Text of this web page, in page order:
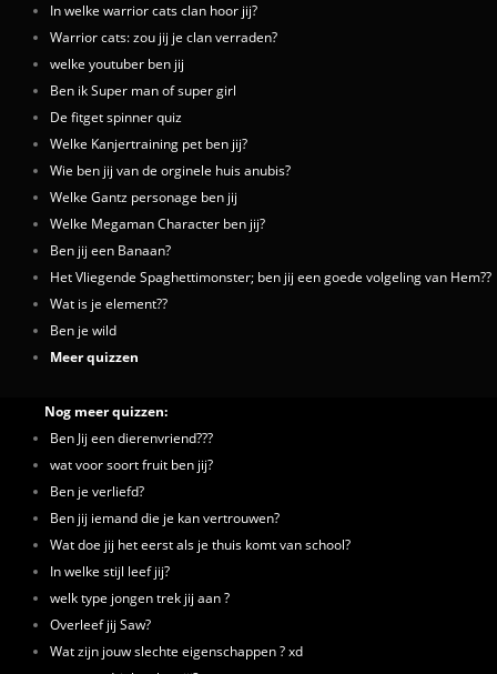
In welke warrior cats clan hoor jij?
Warrior cats: zou jij je clan verraden?
welke youtuber ben jij
Ben ik Super man of super girl
De fitget spinner quiz
Welke Kanjertraining pet ben jij?
Wie ben jij van de orginele huis anubis?
Welke Gantz personage ben jij
Welke Megaman Character ben jij?
Ben jij een Banaan?
Het Vliegende Spaghettimonster; ben jij een goede volgeling van Hem??
Wat is je element??
Ben je wild
Meer quizzen
Nog meer quizzen:
Ben Jij een dierenvriend???
wat voor soort fruit ben jij?
Ben je verliefd?
Ben jij iemand die je kan vertrouwen?
Wat doe jij het eerst als je thuis komt van school?
In welke stijl leef jij?
welk type jongen trek jij aan ?
Overleef jij Saw?
Wat zijn jouw slechte eigenschappen ? xd